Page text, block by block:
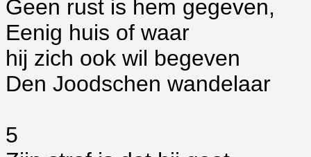
Geen rust is hem gegeven,
Eenig huis of waar
hij zich ook wil begeven
Den Joodschen wandelaar
5